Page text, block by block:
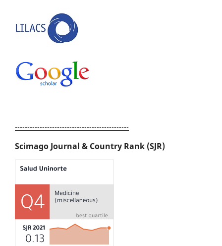
----------------------------------------------
Scimago Journal & Country Rank (SJR)